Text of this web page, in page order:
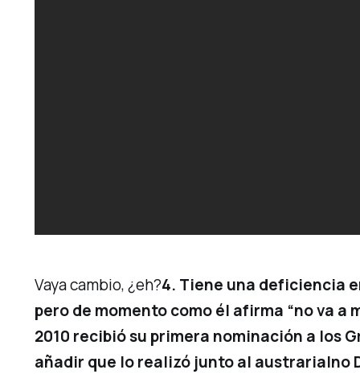
Vaya cambio, ¿eh?4. Tiene una deficiencia
pero de momento como él afirma “no va
2010 recibió su primera nominación a los
añadir que lo realizó junto al austrarialno